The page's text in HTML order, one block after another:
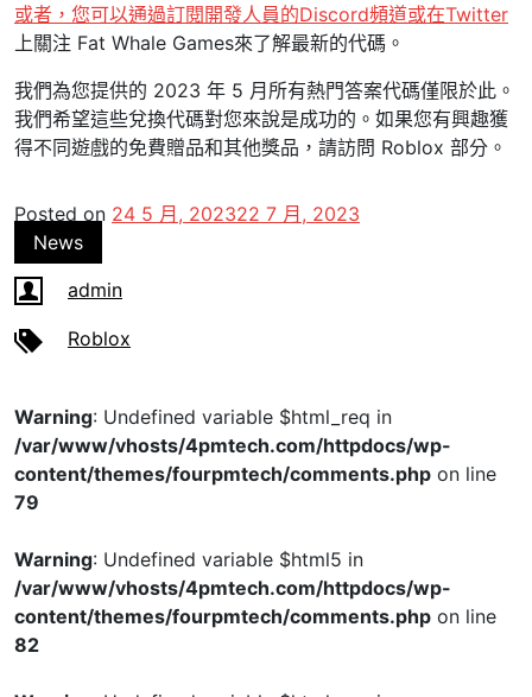
或者，您可以通過訂閱開發人員的Discord頻道或在Twitter
上關注 Fat Whale Games來了解最新的代碼。
我們為您提供的 2023 年 5 月所有熱門答案代碼僅限於此。
我們希望這些兌換代碼對您來說是成功的。如果您有興趣獲
得不同遊戲的免費贈品和其他獎品，請訪問 Roblox 部分。
Posted on 24 5 月, 202322 7 月, 2023
News
admin
Roblox
Warning: Undefined variable $html_req in
/var/www/vhosts/4pmtech.com/httpdocs/wp-
content/themes/fourpmtech/comments.php on line
79
Warning: Undefined variable $html5 in
/var/www/vhosts/4pmtech.com/httpdocs/wp-
content/themes/fourpmtech/comments.php on line
82